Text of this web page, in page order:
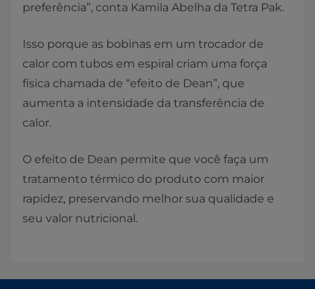
preferência”, conta Kamila Abelha da Tetra Pak.
Isso porque as bobinas em um trocador de
calor com tubos em espiral criam uma força
física chamada de “efeito de Dean”, que
aumenta a intensidade da transferência de
calor.
O efeito de Dean permite que você faça um
tratamento térmico do produto com maior
rapidez, preservando melhor sua qualidade e
seu valor nutricional.